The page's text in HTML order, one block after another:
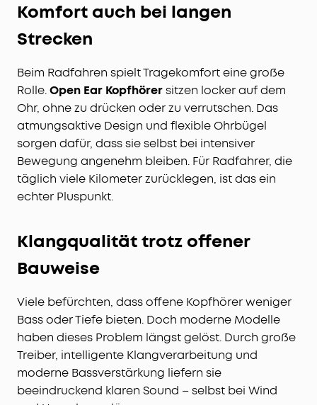
Komfort auch bei langen
Strecken
Beim Radfahren spielt Tragekomfort eine große
Rolle.Open Ear Kopfhörersitzen locker auf dem
Ohr, ohne zu drücken oder zu verrutschen. Das
atmungsaktive Design und flexible Ohrbügel
sorgen dafür, dass sie selbst bei intensiver
Bewegung angenehm bleiben. Für Radfahrer, die
täglich viele Kilometer zurücklegen, ist das ein
echter Pluspunkt.
Klangqualität trotz offener
Bauweise
Viele befürchten, dass offene Kopfhörer weniger
Bass oder Tiefe bieten. Doch moderne Modelle
haben dieses Problem längst gelöst. Durch große
Treiber, intelligente Klangverarbeitung und
moderne Bassverstärkung liefern sie
beeindruckend klaren Sound – selbst bei Wind